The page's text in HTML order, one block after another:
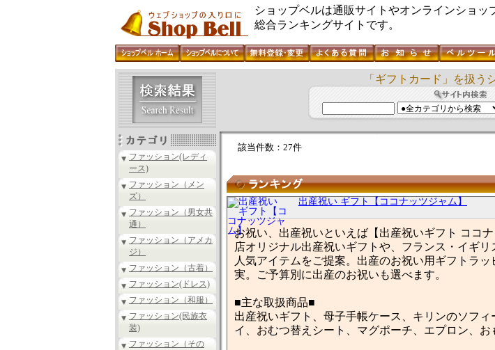
ショップベルは通販サイトやオンラインショッ
総合ランキングサイトです。
ファッション(レディ
ース)
ファッション（メン
ズ）
ファッション（男女共
通）
ファッション（アメカ
ジ）
ファッション（古着）
ファッション(ドレス)
ファッション（和服）
ファッション(民族衣
装)
ファッション（その
「ギフトカード」を扱う
該当件数：27件
出産祝い ギフト【ココナッツジャム】
お祝い、出産祝いといえば【出産祝いギフト ココ
店オリジナル出産祝いギフトや、フランス・イギ
人気アイテムをご提案。出産のお祝い用ギフトラ
実。ご予算別に出産のお祝いも選べます。
■主な取扱商品■
出産祝いギフト、母子手帳ケース、キリンのソフ
イ、おむつ替えシート、マグポーチ、エプロン、お